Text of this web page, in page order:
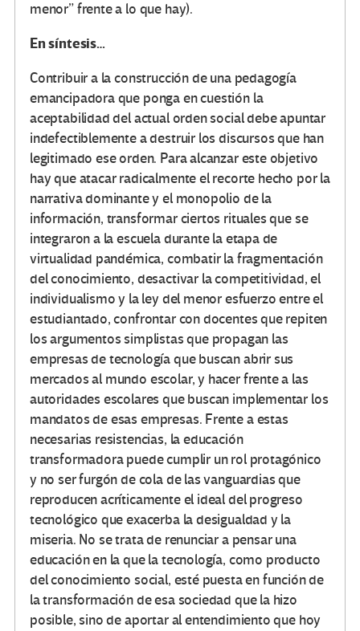
menor” frente a lo que hay).
En síntesis…
Contribuir a la construcción de una pedagogía
emancipadora que ponga en cuestión la
aceptabilidad del actual orden social debe apuntar
indefectiblemente a destruir los discursos que han
legitimado ese orden. Para alcanzar este objetivo
hay que atacar radicalmente el recorte hecho por la
narrativa dominante y el monopolio de la
información, transformar ciertos rituales que se
integraron a la escuela durante la etapa de
virtualidad pandémica, combatir la fragmentación
del conocimiento, desactivar la competitividad, el
individualismo y la ley del menor esfuerzo entre el
estudiantado, confrontar con docentes que repiten
los argumentos simplistas que propagan las
empresas de tecnología que buscan abrir sus
mercados al mundo escolar, y hacer frente a las
autoridades escolares que buscan implementar los
mandatos de esas empresas. Frente a estas
necesarias resistencias, la educación
transformadora puede cumplir un rol protagónico
y no ser furgón de cola de las vanguardias que
reproducen acríticamente el ideal del progreso
tecnológico que exacerba la desigualdad y la
miseria. No se trata de renunciar a pensar una
educación en la que la tecnología, como producto
del conocimiento social, esté puesta en función de
la transformación de esa sociedad que la hizo
posible, sino de aportar al entendimiento que hoy